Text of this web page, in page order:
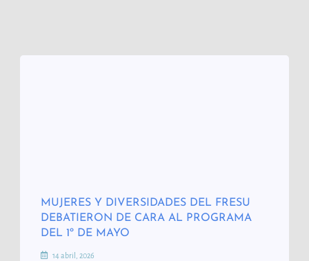
MUJERES Y DIVERSIDADES DEL FRESU
DEBATIERON DE CARA AL PROGRAMA
DEL 1º DE MAYO
14 abril, 2026